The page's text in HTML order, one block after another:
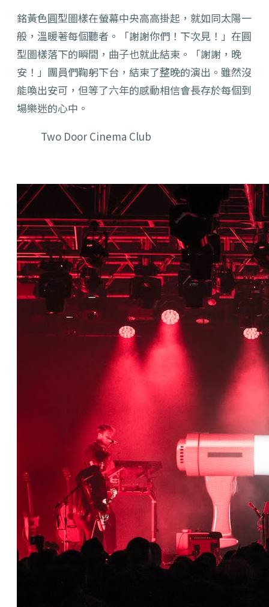
銘黃色圓型圖樣在螢幕中央高高掛起，就如同太陽一
般，溫暖著每個聽者。「謝謝你們！下次見！」在圓
型圖樣落下的瞬間，曲子也就此結束。「謝謝，晚
安！」團員們鞠躬下台，結束了整晚的演出。雖然沒
能喚出安可，但等了六年的感動相信會長存於每個到
場樂迷的心中。
Two Door Cinema Club